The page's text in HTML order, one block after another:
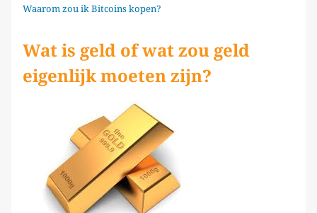
Waarom zou ik Bitcoins kopen?
Wat is geld of wat zou geld
eigenlijk moeten zijn?